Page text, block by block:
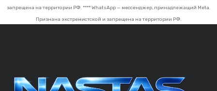
запрещена на территории РФ. **** WhatsApp — мессенджер, принадлежащий Meta.
Признана экстремистской и запрещена на территории РФ.